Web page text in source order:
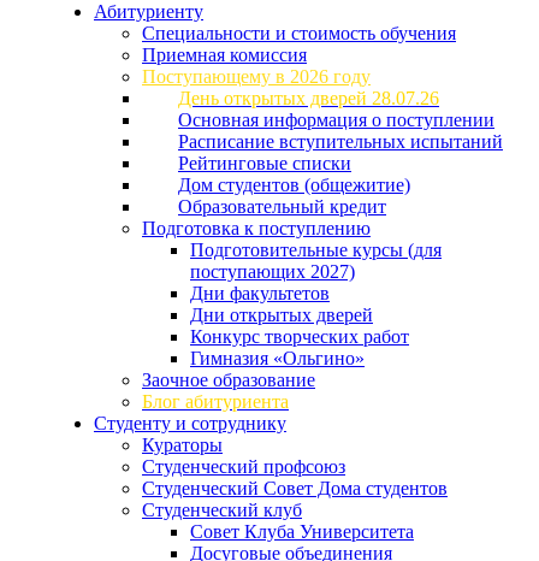
Абитуриенту
Специальности и стоимость обучения
Приемная комиссия
Поступающему в 2026 году
День открытых дверей 28.07.26
Основная информация о поступлении
Расписание вступительных испытаний
Рейтинговые списки
Дом студентов (общежитие)
Образовательный кредит
Подготовка к поступлению
Подготовительные курсы (для
поступающих 2027)
Дни факультетов
Дни открытых дверей
Конкурс творческих работ
Гимназия «Ольгино»
Заочное образование
Блог абитуриента
Студенту и сотруднику
Кураторы
Студенческий профсоюз
Студенческий Совет Дома студентов
Студенческий клуб
Совет Клуба Университета
Досуговые объединения